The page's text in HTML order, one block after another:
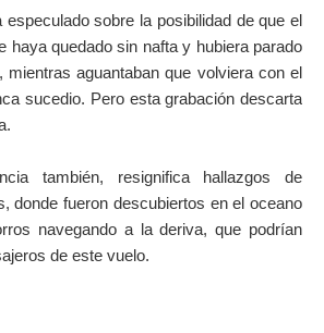
sobre la posibilidad de que el
haya quedado sin nafta y hubiera parado
mientras aguantaban que volviera con el
sucedio. Pero esta grabación descarta
también, resignifica hallazgos de
donde fueron descubiertos en el oceano
navegando a la deriva, que podrían
de este vuelo.